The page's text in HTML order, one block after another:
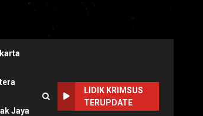
Jaya
LIDIK KRIMSUS
TERUPDATE